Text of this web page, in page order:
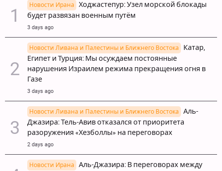
Новости Ирана
Ходжастепур: Узел морской блокады
будет развязан военным путём
3 days ago
Новости Ливана и Палестины и Ближнего Востока
Катар,
Египет и Турция: Мы осуждаем постоянные
нарушения Израилем режима прекращения огня в
Газе
3 days ago
Новости Ливана и Палестины и Ближнего Востока
Аль-
Джазира: Тель-Авив отказался от приоритета
разоружения «Хезболлы» на переговорах
2 days ago
Новости Ирана
Аль-Джазира: В переговорах между